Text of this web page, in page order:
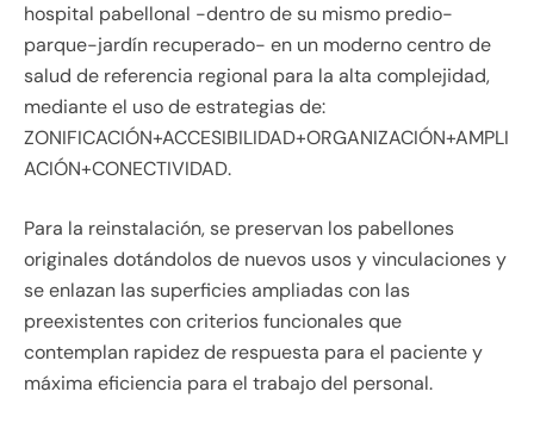
hospital pabellonal -dentro de su mismo predio-
parque-jardín recuperado- en un moderno centro de
salud de referencia regional para la alta complejidad,
mediante el uso de estrategias de:
ZONIFICACIÓN+ACCESIBILIDAD+ORGANIZACIÓN+AMPLI
ACIÓN+CONECTIVIDAD.
Para la reinstalación, se preservan los pabellones
originales dotándolos de nuevos usos y vinculaciones y
se enlazan las superficies ampliadas con las
preexistentes con criterios funcionales que
contemplan rapidez de respuesta para el paciente y
máxima eficiencia para el trabajo del personal.